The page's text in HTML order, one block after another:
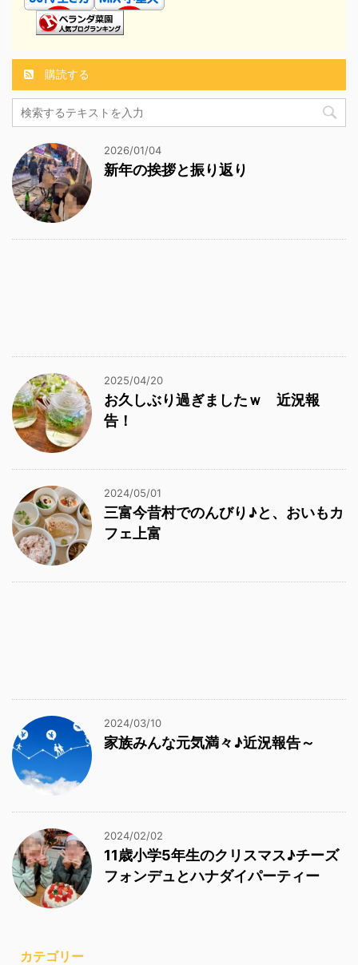
購読する
2026/01/04
新年の挨拶と振り返り
2025/04/20
お久しぶり過ぎましたｗ 近況報
告！
2024/05/01
三富今昔村でのんびり♪と、おいもカ
フェ上富
2024/03/10
家族みんな元気満々♪近況報告～
2024/02/02
11歳小学5年生のクリスマス♪チーズ
フォンデュとハナダイパーティー
カテゴリー